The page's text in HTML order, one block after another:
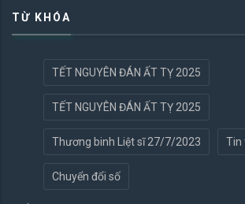
TỪ KHÓA
TẾT NGUYÊN ĐÁN ẤT TỴ 2025
TẾT NGUYÊN ĐÁN ẤT TỴ 2025
Thương binh Liệt sĩ 27/7/2023 Tin
Chuyển đổi số